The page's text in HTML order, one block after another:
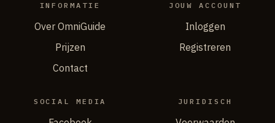
INFORMATIE
Over OmniGuide
Prijzen
Contact
JOUW ACCOUNT
Inloggen
Registreren
SOCIAL MEDIA JURIDISCH